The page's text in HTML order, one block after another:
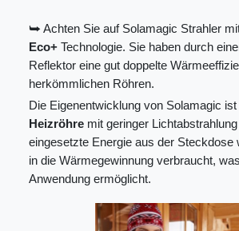
⮩ Achten Sie auf Solamagic Strahler
Eco+ Technologie. Sie haben durch
Reflektor eine gut doppelte
herkömmlichen Röhren.
Die Eigenentwicklung von Solamagic ist
Heizröhre mit geringer
eingesetzte Energie aus der Steckdose
in die Wärmegewinnung verbraucht,
Anwendung ermöglicht.